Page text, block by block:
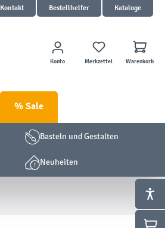
Kontakt Bestellhelfer Kataloge
Konto Merkzettel Warenkorb
% Sale
Basteln und Gestalten
Neuheiten